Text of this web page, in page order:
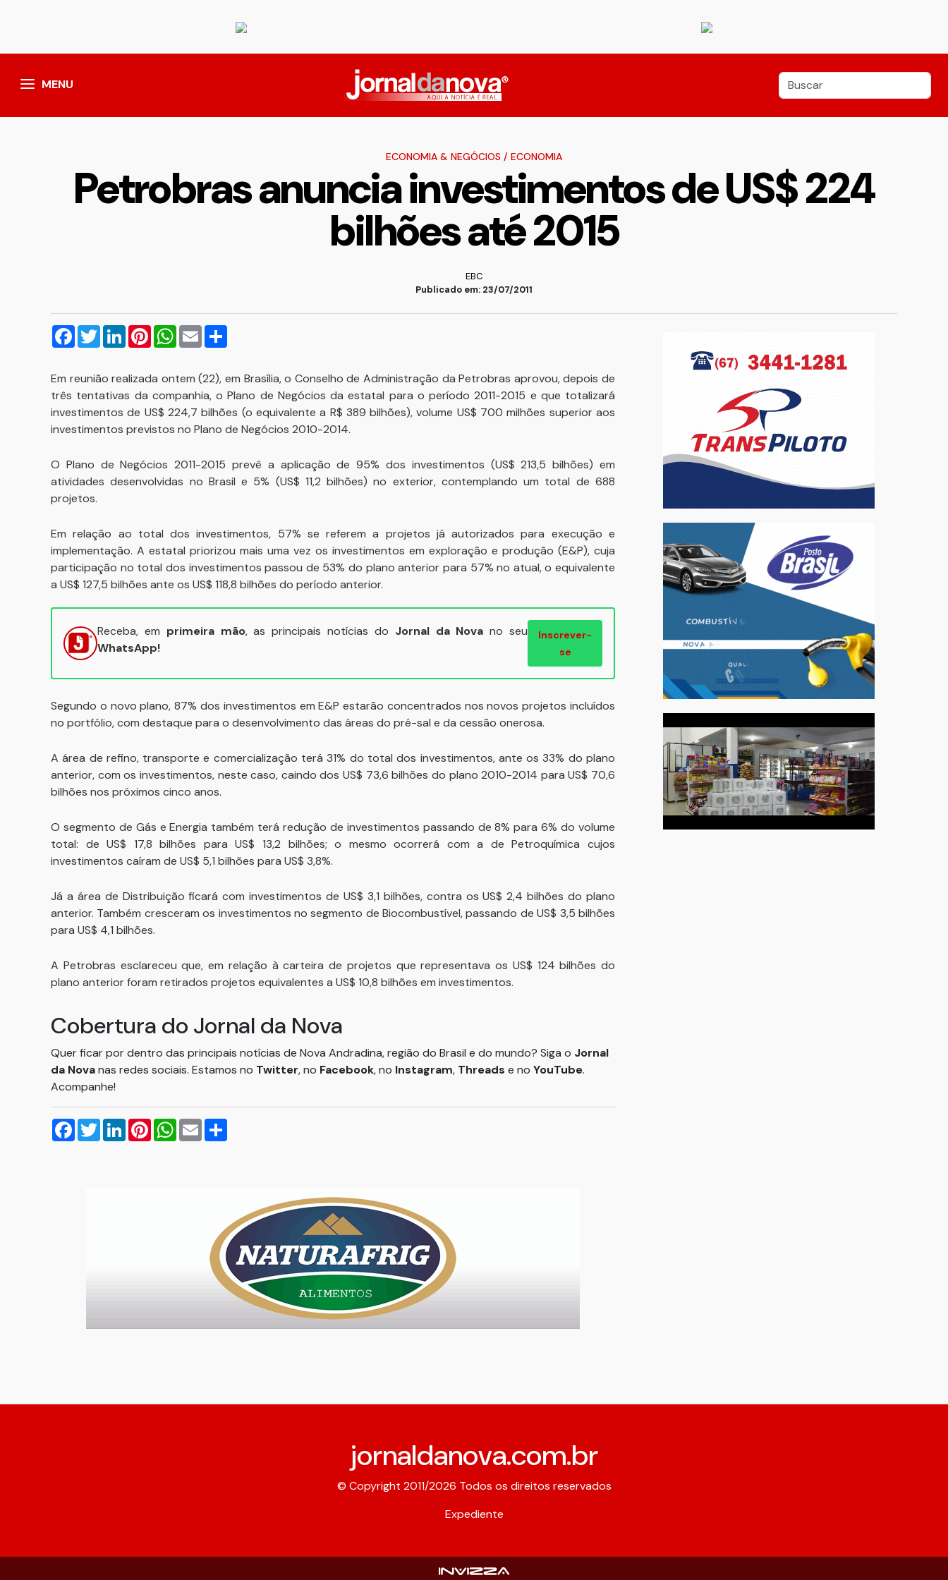
MENU
ECONOMIA & NEGÓCIOS / ECONOMIA
Petrobras anuncia investimentos de US$ 224
bilhões até 2015
EBC
Publicado em: 23/07/2011
Facebook
TwitterLinkedInPinterestWhatsApp
Email
Em reunião realizada ontem (22), em Brasília, o Conselho de Administração da Petrobras aprovou, depois de
três tentativas da companhia, o Plano de Negócios da estatal para o período 2011-2015 e que totalizará
investimentos de US$ 224,7 bilhões (o equivalente a R$ 389 bilhões), volume US$ 700 milhões superior aos
investimentos previstos no Plano de Negócios 2010-2014.
O Plano de Negócios 2011-2015 prevê a aplicação de 95% dos investimentos (US$ 213,5 bilhões) em
atividades desenvolvidas no Brasil e 5% (US$ 11,2 bilhões) no exterior, contemplando um total de 688
projetos.
Em relação ao total dos investimentos, 57% se referem a projetos já autorizados para execução e
implementação. A estatal priorizou mais uma vez os investimentos em exploração e produção (E&P), cuja
participação no total dos investimentos passou de 53% do plano anterior para 57% no atual, o equivalente
a US$ 127,5 bilhões ante os US$ 118,8 bilhões do período anterior.
Receba, em primeira mão, as principais notícias do Jornal da Nova no seu
WhatsApp!
Inscrever-
se
Segundo o novo plano, 87% dos investimentos em E&P estarão concentrados nos novos projetos incluídos
no portfólio, com destaque para o desenvolvimento das áreas do pré-sal e da cessão onerosa.
A área de refino, transporte e comercialização terá 31% do total dos investimentos, ante os 33% do plano
anterior, com os investimentos, neste caso, caindo dos US$ 73,6 bilhões do plano 2010-2014 para US$ 70,6
bilhões nos próximos cinco anos.
O segmento de Gás e Energia também terá redução de investimentos passando de 8% para 6% do volume
total: de US$ 17,8 bilhões para US$ 13,2 bilhões; o mesmo ocorrerá com a de Petroquímica cujos
investimentos caíram de US$ 5,1 bilhões para US$ 3,8%.
Já a área de Distribuição ficará com investimentos de US$ 3,1 bilhões, contra os US$ 2,4 bilhões do plano
anterior. Também cresceram os investimentos no segmento de Biocombustível, passando de US$ 3,5 bilhões
para US$ 4,1 bilhões.
A Petrobras esclareceu que, em relação à carteira de projetos que representava os US$ 124 bilhões do
plano anterior foram retirados projetos equivalentes a US$ 10,8 bilhões em investimentos.
Cobertura do Jornal da Nova
Quer ficar por dentro das principais notícias de Nova Andradina, região do Brasil e do mundo? Siga o Jornal
da Novanas redes sociais. Estamos no Twitter, no Facebook, no Instagram, Threads e no YouTube.
Acompanhe!
Facebook
TwitterLinkedInPinterestWhatsApp
Email
jornaldanova.com.br
© Copyright 2011/2026 Todos os direitos reservados
Expediente